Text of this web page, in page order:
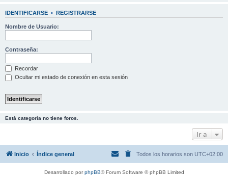
IDENTIFICARSE • REGISTRARSE
Nombre de Usuario:
Contraseña:
Recordar
Ocultar mi estado de conexión en esta sesión
Está categoría no tiene foros.
Ir a
Inicio Índice general Todos los horarios son UTC+02:00
Desarrollado porphpBB® Forum Software © phpBB Limited